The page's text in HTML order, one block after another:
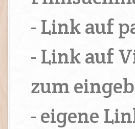
- Link auf
- Link auf
zum
- eigene